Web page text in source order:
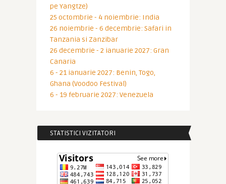
pe Yangtze)
25 octombrie - 4 noiembrie: India
26 noiembrie - 6 decembrie: Safari in
Tanzania si Zanzibar
26 decembrie - 2 ianuarie 2027: Gran
Canaria
6 - 21 ianuarie 2027: Benin, Togo,
Ghana (Voodoo Festival)
6 - 19 februarie 2027: Venezuela
STATISTICI VIZITATORI